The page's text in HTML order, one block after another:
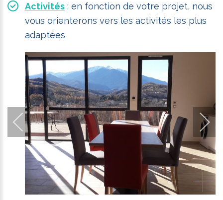
Activités : en fonction de votre projet, nous
vous orienterons vers les activités les plus
adaptées